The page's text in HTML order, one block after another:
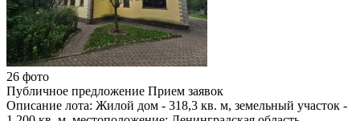
26 фото
Публичное предложение Прием заявок
Описание лота: Жилой дом - 318,3 кв. м, земельный участок -